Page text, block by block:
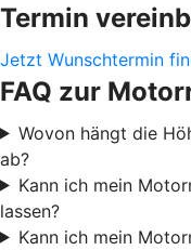
Termin
Jetzt Wunschtermin
FAQ zur
Wovon hängt die
ab?
Kann ich mein
lassen?
Kann ich mein